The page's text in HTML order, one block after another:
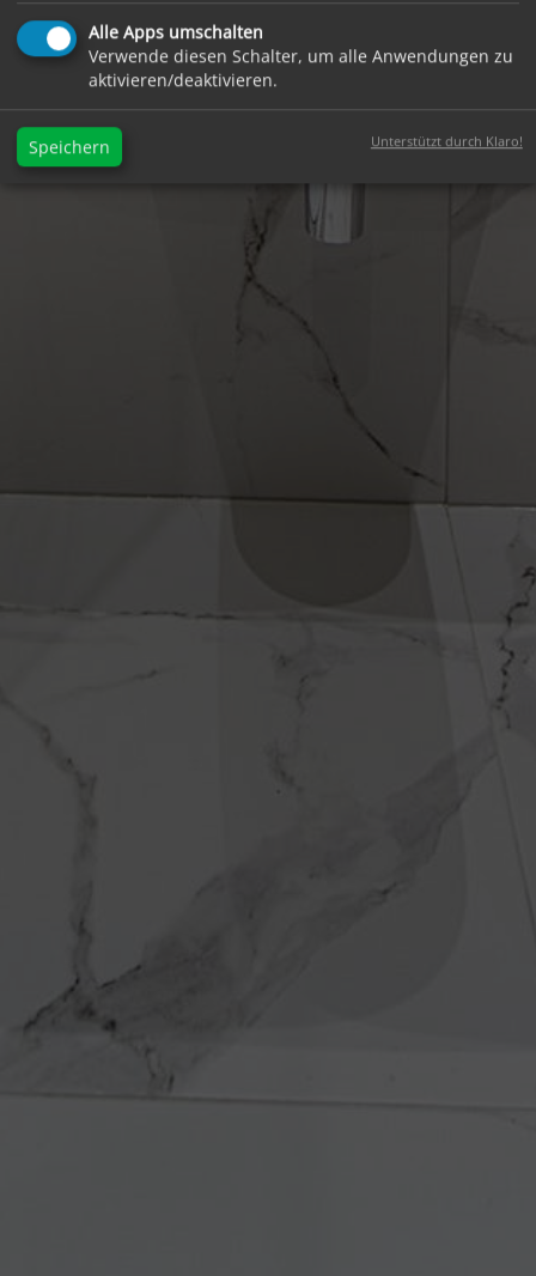
Alle Apps umschalten
Verwende diesen Schalter, um alle Anwendungen zu
aktivieren/deaktivieren.
Speichern Unterstützt durch Klaro!